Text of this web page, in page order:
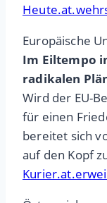
Europäische
Im Eiltempo
radikalen
Wird der EU-
für einen
bereitet sich
auf den Kopf